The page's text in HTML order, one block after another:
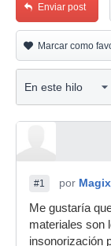
Enviar post
Marcar como
#1 por
Me gustaría
materiales son
insonorización